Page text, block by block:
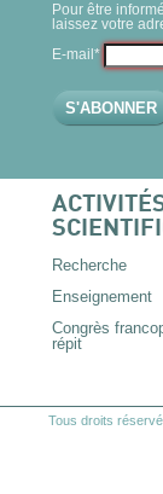
Pour être
laissez votre
E-mail*
Recherche
Enseignement
Congrès
répit
Tous droits